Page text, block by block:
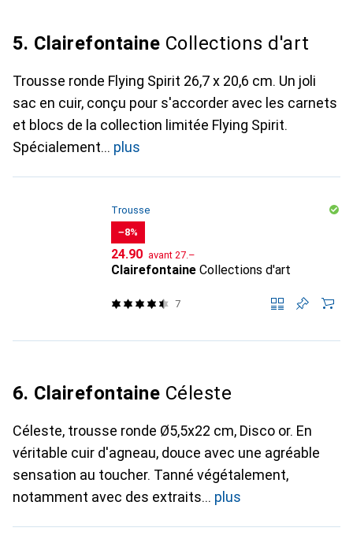
5. Clairefontaine Collections d'art
Trousse ronde Flying Spirit 26,7 x 20,6 cm. Un joli
sac en cuir, conçu pour s'accorder avec les carnets
et blocs de la collection limitée Flying Spirit.
Spécialement
plus
Trousse
−8%
CHF
24.90 avant CHF
27.–
Clairefontaine Collections d'art
7
6. Clairefontaine Céleste
Céleste, trousse ronde Ø5,5x22 cm, Disco or. En
véritable cuir d'agneau, douce avec une agréable
sensation au toucher. Tanné végétalement,
notamment avec des extraits
plus